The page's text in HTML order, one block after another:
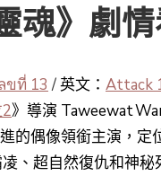
魂》劇
ที่ 13 /英文： Attack
》導演 Taweewat
的偶像領銜主演，
、超自然復仇和神秘